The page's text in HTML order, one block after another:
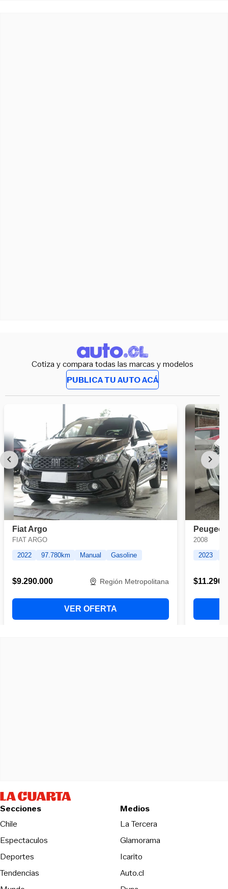
Cotiza y compara todas las marcas y modelos
PUBLICA TU AUTO ACÁ
Secciones
Chile
Espectaculos
Deportes
Tendencias
Medios
La TerceraOpens in new
Glamorama
Icarito
Auto.cl